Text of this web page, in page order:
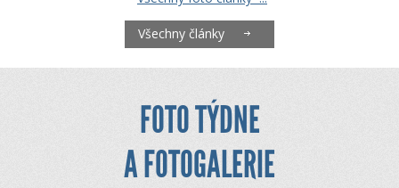
Všechny články
FOTO TÝDNE
A FOTOGALERIE